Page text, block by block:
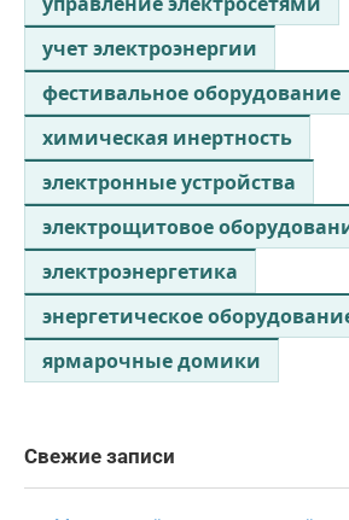
учет электроэнергии
фестивальное оборудование
химическая инертность
электронные устройства
электрощитовое
электроэнергетика
энергетическое
ярмарочные домики
Свежие записи